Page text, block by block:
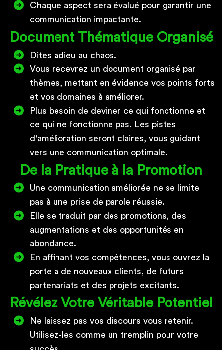
Chaque aspect sera évalué pour garantir une
communication impactante.
Document Thématique Organisé
Dites adieu au chaos.
Vous recevrez un document organisé par
thèmes, mettant en évidence vos points forts
et vos domaines à améliorer.
Plus besoin de deviner ce qui fonctionne et
ce qui ne fonctionne pas. Les pistes
d'amélioration seront claires, vous guidant
vers une communication optimale.
De la Pratique à la Promotion
Une communication améliorée ne se limite
pas à une prise de parole réussie.
Elle se traduit par des promotions, des
augmentations et des opportunités en
abondance.
En affinant vos compétences, vous ouvrez la
porte à de nouveaux clients, de futurs
partenariats et des projets excitants.
Révélez Votre Véritable Potentiel
Ne laissez pas vos discours vous retenir.
Utilisez-les comme un tremplin pour votre